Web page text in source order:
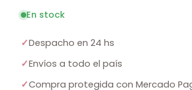
En stock
✓Despacho en 24 hs
✓Envíos a todo el país
✓Compra protegida con Mercado